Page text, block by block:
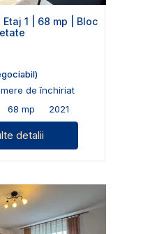
1 | 68 mp | Bloc
de închiriat
68 mp 2021
detalii